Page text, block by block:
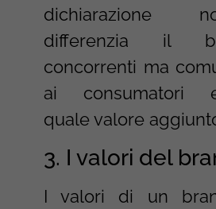
dichiarazione
differenzia il
concorrenti ma
ai consumatori
quale valore
3. I valori del
I valori di un